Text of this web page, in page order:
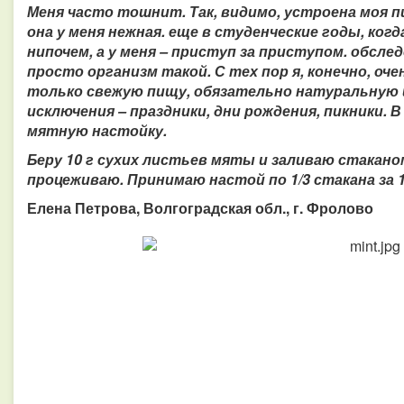
Меня часто тошнит. Так, видимо, устроена моя
она у меня нежная. еще в студенческие годы,
нипочем, а у меня – приступ за приступом.
просто организм такой. С тех пор я, конечно,
только свежую пищу, обязательно
исключения – праздники, дни рождения, пикники.
мятную настойку.
Беру 10 г сухих листьев мяты и заливаю
процеживаю. Принимаю настой по 1/3 стакана за
Елена Петрова, Волгоградская обл., г. Фролово